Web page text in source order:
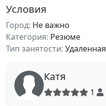
Условия
Город: Не важно
Категория: Резюме
Тип занятости: Удаленная
Катя
1